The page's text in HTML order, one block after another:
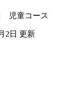
児童コース
2日 更新